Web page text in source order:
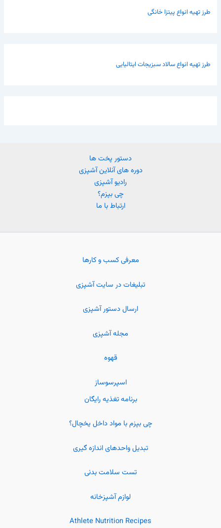
طرز تهیه انواع پیتزا خانگی
طرز تهیه انواع سالاد سبزیجات ایتالیایی
دستور پخت ها
دوره های آنلاین آشپزی
رادیو آشپزی
چی بپزم؟
ارتباط با ما
معرفی کسب و کارها
تبلیغات در سایت آشپزی
ارسال دستور آشپزی
مجله آشپزی
قهوه
اسپرسوساز
برنامه تغذیه رایگان
چی بپزم با مواد داخل یخچال؟
تبدیل واحدهای اندازه گیری
تست سلامت بدنی
لوازم آشپزخانه
Athlete Nutrition Recipes